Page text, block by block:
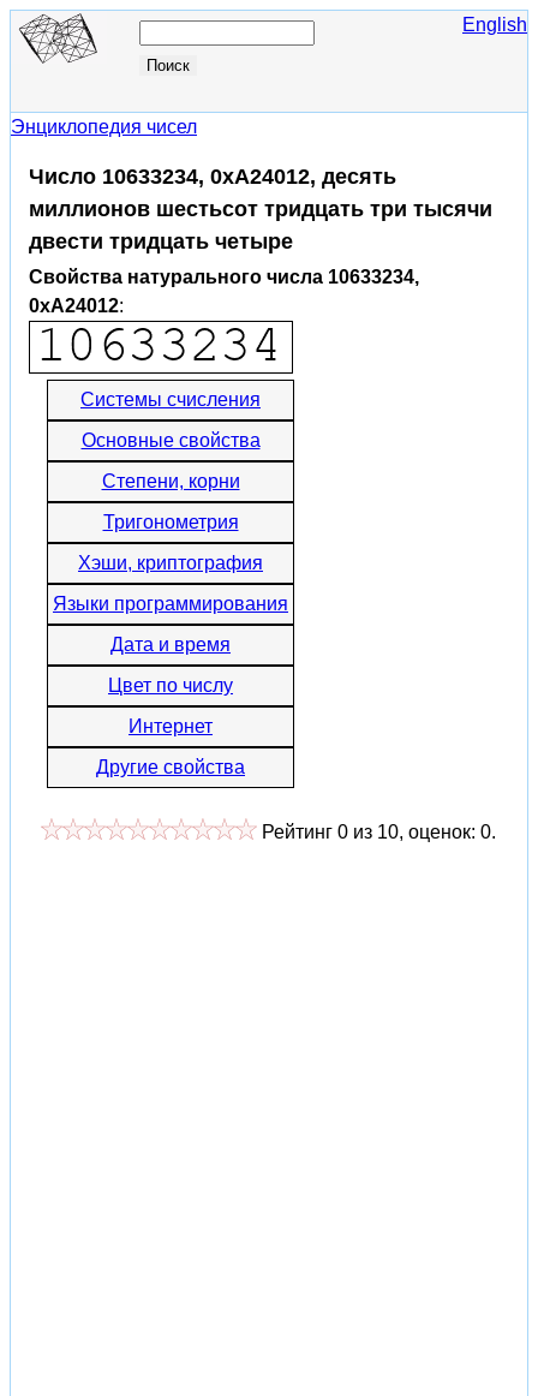
English
Энциклопедия чисел
Число 10633234, 0xA24012, десять
миллионов шестьсот тридцать три тысячи
двести тридцать четыре
Свойства натурального числа 10633234,
0xA24012:
Системы счисления
Основные свойства
Степени, корни
Тригонометрия
Хэши, криптография
Языки программирования
Дата и время
Цвет по числу
Интернет
Другие свойства
Рейтинг 0 из 10, оценок: 0.